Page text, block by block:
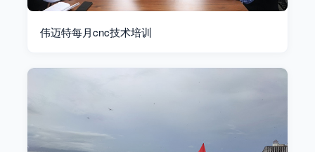
伟迈特每月cnc技术培训